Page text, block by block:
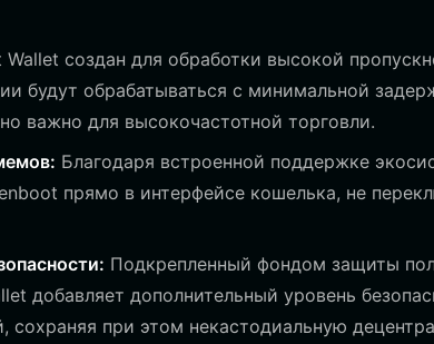
Wallet создан для обработки высокой
будут обрабатываться с минимальной
важно для высокочастотной торговли.
Благодаря встроенной поддержке
прямо в интерфейсе кошелька, не
Подкрепленный фондом защиты
добавляет дополнительный уровень
сохраняя при этом некастодиальную